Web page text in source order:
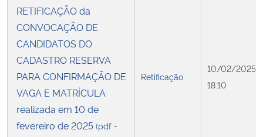
RETIFICAÇÃO da
CONVOCAÇÃO DE
CANDIDATOS DO
CADASTRO RESERVA
PARA CONFIRMAÇÃO DE
VAGA E MATRÍCULA
realizada em 10 de
fevereiro de 2025 (pdf -
Retificação
10/02/2025
18:10